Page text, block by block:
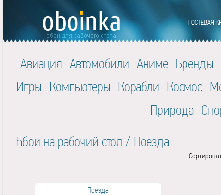
Авиация Автомобили Аниме Бренды
Игры Компьютеры Корабли Космос
Природа
Ћбои на рабочий стол / Поезда
Поезда